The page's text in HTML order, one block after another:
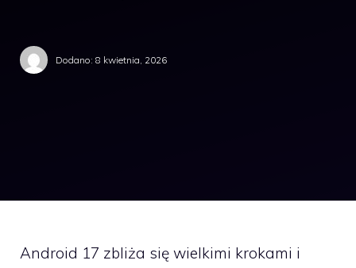
Dodano: 8 kwietnia, 2026
Android 17 zbliża się wielkimi krokami i